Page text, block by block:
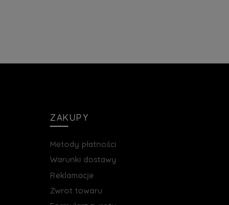
ZAKUPY
Metody płatności
Warunki dostawy
Reklamacje
Zwrot towaru